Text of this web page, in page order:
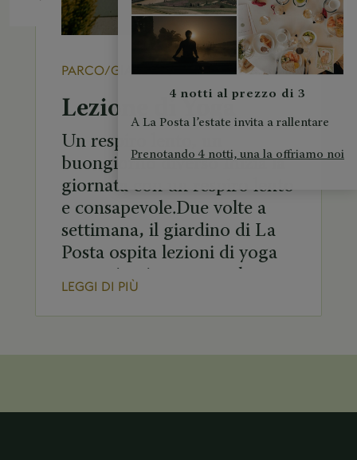
PARCO/GIARDINO
Lezione di Yoga
Un respiro lento, un
buongiorno diverso Inizia la
giornata con un respiro lento
e consapevole.Due volte a
settimana, il giardino di La
Posta ospita lezioni di yoga
mattutino immerse nel
rilassare il corpo e calmare la
LEGGI DI PIÙ
4 notti al prezzo di 3
A La Posta l’estate invita a rallentare
Prenotando 4 notti, una la offriamo noi